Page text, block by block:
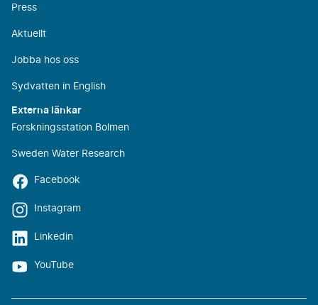
Press
Aktuellt
Jobba hos oss
Sydvatten in English
Externa länkar
Forskningsstation Bolmen
Sweden Water Research
Facebook
Instagram
Linkedin
YouTube